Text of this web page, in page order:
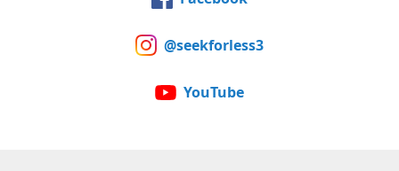
@seekforless3
YouTube